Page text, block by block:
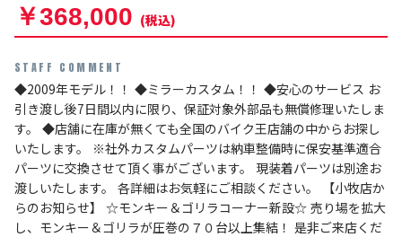
￥368,000 (税込)
STAFF COMMENT
◆2009年モデル！！ ◆ミラーカスタム！！ ◆安心のサービス お
引き渡し後7日間以内に限り、保証対象外部品も無償修理いたしま
す。 ◆店舗に在庫が無くても全国のバイク王店舗の中からお探し
いたします。 ※社外カスタムパーツは納車整備時に保安基準適合
パーツに交換させて頂く事がございます。 現装着パーツは別途お
渡しいたします。 各詳細はお気軽にご相談ください。 【小牧店か
らのお知らせ】 ☆モンキー＆ゴリラコーナー新設☆ 売り場を拡大
し、モンキー＆ゴリラが圧巻の７０台以上集結！ 是非ご来店くだ